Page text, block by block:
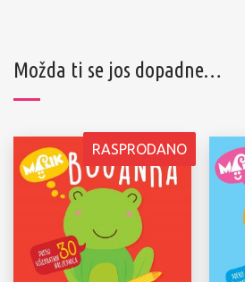
Možda ti se jos dopadne…
RASPRODANO